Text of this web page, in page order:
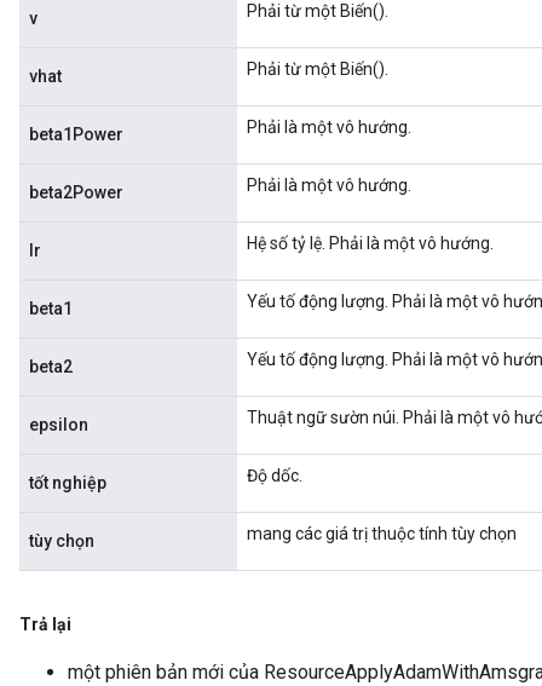
v Phải từ một Biến().
vhat Phải từ một Biến().
beta1Power Phải là một vô hướng.
beta2Power Phải là một vô hướng.
lr Hệ số tỷ lệ. Phải là một vô hướng.
beta1 Yếu tố động lượng. Phải là một vô
beta2 Yếu tố động lượng. Phải là một vô
epsilon Thuật ngữ sườn núi. Phải là một vô
tốt nghiệp Độ dốc.
tùy chọn mang các giá trị thuộc tính tùy chọn
Trả lại
một phiên bản mới của